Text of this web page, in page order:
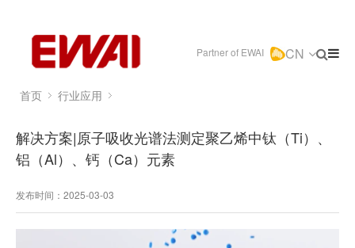
Partner of EWAI CN
首页 行业应用
解决方案|原子吸收光谱法测定聚乙烯中钛（Ti）、
铝（Al）、钙（Ca）元素
发布时间：2025-03-03